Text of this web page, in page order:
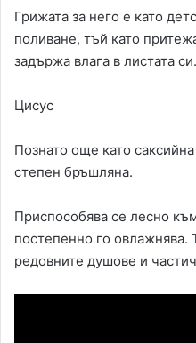
Грижата за него е като
поливане, тъй като
задържа влага в листата си.
Цисус
Познато още като
степен бръшляна.
Приспособява се лесно
постепенно го овлажнява.
редовните душове и